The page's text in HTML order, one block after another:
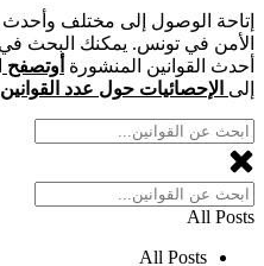
إتاحة الوصول إلى مختلف وأحدث
الأمن في تونس. يمكنك البحث في
أحدث القوانين المنشورة أوتصفح
إلى الإحصائيات حول عدد
All Posts
All Posts